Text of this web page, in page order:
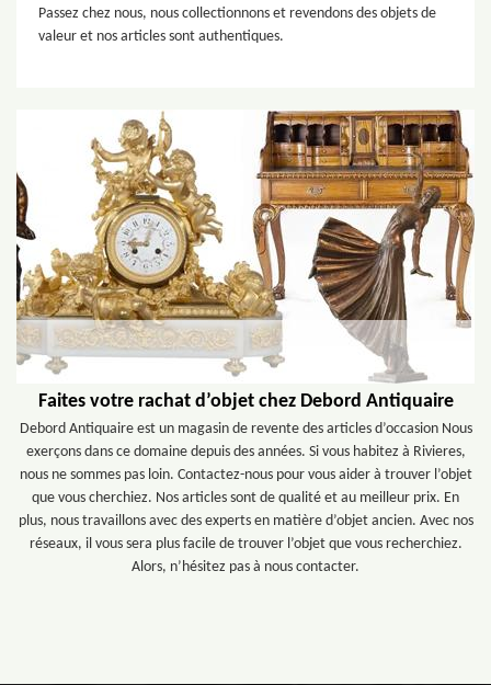
Passez chez nous, nous collectionnons et revendons des objets de
valeur et nos articles sont authentiques.
Faites votre rachat d’objet chez Debord Antiquaire
Debord Antiquaire est un magasin de revente des articles d’occasion Nous
exerçons dans ce domaine depuis des années. Si vous habitez à Rivieres,
nous ne sommes pas loin. Contactez-nous pour vous aider à trouver l’objet
que vous cherchiez. Nos articles sont de qualité et au meilleur prix. En
plus, nous travaillons avec des experts en matière d’objet ancien. Avec nos
réseaux, il vous sera plus facile de trouver l’objet que vous recherchiez.
Alors, n’hésitez pas à nous contacter.